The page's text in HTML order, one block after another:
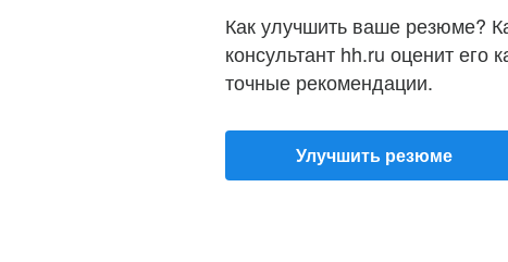
Как улучшить ваше резюме?
консультант hh.ru оценит его
точные рекомендации.
Улучшить резюме